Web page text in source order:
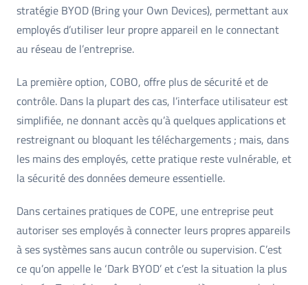
stratégie BYOD (Bring your Own Devices), permettant aux
employés d’utiliser leur propre appareil en le connectant
au réseau de l’entreprise.
La première option, COBO, offre plus de sécurité et de
contrôle. Dans la plupart des cas, l’interface utilisateur est
simplifiée, ne donnant accès qu’à quelques applications et
restreignant ou bloquant les téléchargements ; mais, dans
les mains des employés, cette pratique reste vulnérable, et
la sécurité des données demeure essentielle.
Dans certaines pratiques de COPE, une entreprise peut
autoriser ses employés à connecter leurs propres appareils
à ses systèmes sans aucun contrôle ou supervision. C’est
ce qu’on appelle le ‘Dark BYOD’ et c’est la situation la plus